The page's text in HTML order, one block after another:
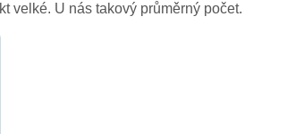
velké. U nás takový průměrný počet.